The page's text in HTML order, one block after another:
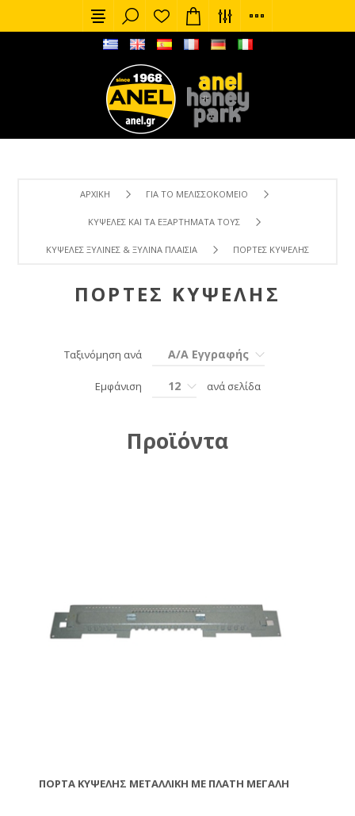
ΑΡΧΙΚΉ ΓΙΑ ΤΟ ΜΕΛΙΣΣΟΚΟΜΕΊΟ
ΚΥΨΈΛΕΣ ΚΑΙ ΤΑ ΕΞΑΡΤΉΜΑΤΑ ΤΟΥΣ
ΚΥΨΈΛΕΣ ΞΎΛΙΝΕΣ & ΞΎΛΙΝΑ ΠΛΑΊΣΙΑ ΠΌΡΤΕΣ KΥΨΈΛΗΣ
ΠΌΡΤΕΣ KΥΨΈΛΗΣ
Ταξινόμηση ανά Α/Α Εγγραφής
Εμφάνιση 12 ανά σελίδα
Προϊόντα
ΠΌΡΤΑ ΚΥΨΈΛΗΣ ΜΕΤΑΛΛΙΚΉ ΜΕ ΠΛΆΤΗ ΜΕΓΆΛΗ